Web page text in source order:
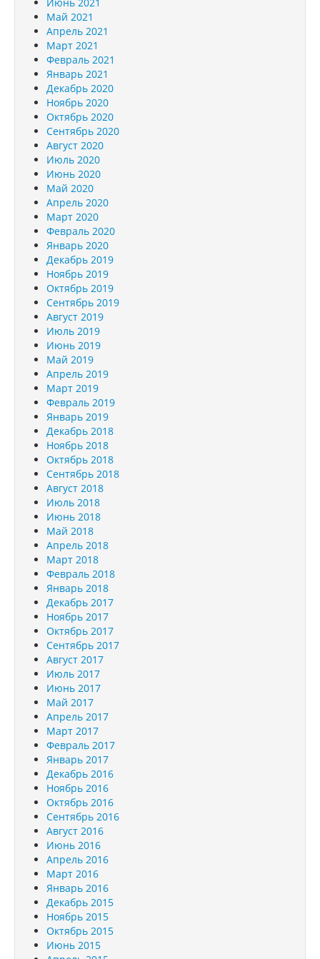
Май 2021
Апрель 2021
Март 2021
Февраль 2021
Январь 2021
Декабрь 2020
Ноябрь 2020
Октябрь 2020
Сентябрь 2020
Август 2020
Июль 2020
Июнь 2020
Май 2020
Апрель 2020
Март 2020
Февраль 2020
Январь 2020
Декабрь 2019
Ноябрь 2019
Октябрь 2019
Сентябрь 2019
Август 2019
Июль 2019
Июнь 2019
Май 2019
Апрель 2019
Март 2019
Февраль 2019
Январь 2019
Декабрь 2018
Ноябрь 2018
Октябрь 2018
Сентябрь 2018
Август 2018
Июль 2018
Июнь 2018
Май 2018
Апрель 2018
Март 2018
Февраль 2018
Январь 2018
Декабрь 2017
Ноябрь 2017
Октябрь 2017
Сентябрь 2017
Август 2017
Июль 2017
Июнь 2017
Май 2017
Апрель 2017
Март 2017
Февраль 2017
Январь 2017
Декабрь 2016
Ноябрь 2016
Октябрь 2016
Сентябрь 2016
Август 2016
Июнь 2016
Апрель 2016
Март 2016
Январь 2016
Декабрь 2015
Ноябрь 2015
Октябрь 2015
Июнь 2015